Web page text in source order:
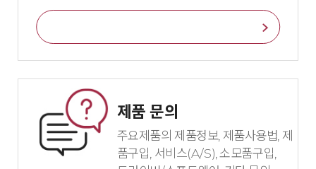
제품 문의
주요제품의 제품정보, 제품사용법, 제
품구입, 서비스(A/S), 소모품구입,